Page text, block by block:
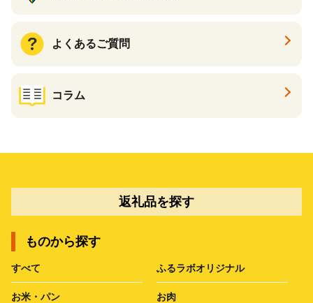
よくあるご質問
コラム
返礼品を探す
ものから探す
すべて ふるラボオリジナル
お米・パン お肉